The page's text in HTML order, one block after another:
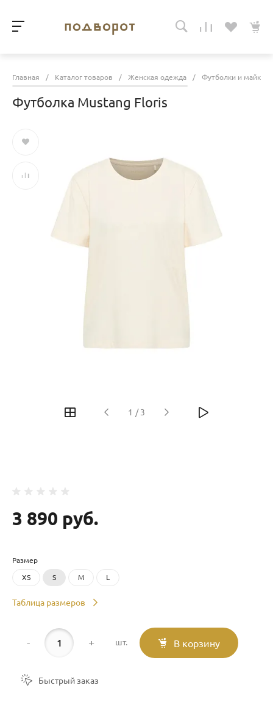
Главная / Каталог товаров / Женская одежда / Футболки и майки
Футболка Mustang Floris
1 / 3
3 890 руб.
Размер
XS S M L
Таблица размеров
- + шт. В корзину
Быстрый заказ